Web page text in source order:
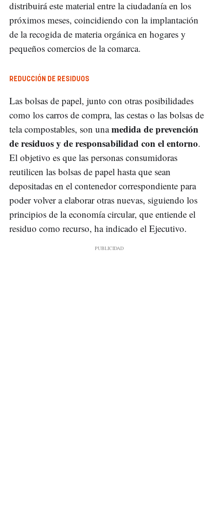
distribuirá este material entre la ciudadanía en los
próximos meses, coincidiendo con la implantación
de la recogida de materia orgánica en hogares y
pequeños comercios de la comarca.
REDUCCIÓN DE RESIDUOS
Las bolsas de papel, junto con otras posibilidades
como los carros de compra, las cestas o las bolsas de
tela compostables, son unamedida de prevención
de residuos y de responsabilidad con el entorno.
El objetivo es que las personas consumidoras
reutilicen las bolsas de papel hasta que sean
depositadas en el contenedor correspondiente para
poder volver a elaborar otras nuevas, siguiendo los
principios de la economía circular, que entiende el
residuo como recurso, ha indicado el Ejecutivo.